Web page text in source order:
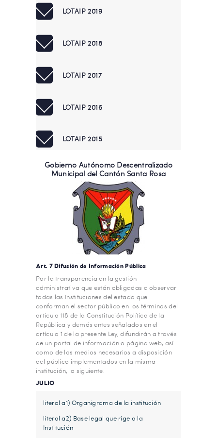
LOTAIP 2019
LOTAIP 2018
LOTAIP 2017
LOTAIP 2016
LOTAIP 2015
Gobierno Autónomo Descentralizado
Municipal del Cantón Santa Rosa
Art. 7 Difusión de Información Pública
Por la transparencia en la gestión
administrativa que están obligadas a observar
todas las Instituciones del estado que
conforman el sector público en los términos del
artículo 118 de la Constitución Política de la
República y demás entes señalados en el
artículo 1 de la presente Ley, difundirán a través
de un portal de información o página web, así
como de los medios necesarios a disposición
del público implementados en la misma
institución, la siguiente.
JULIO
literal a1) Organigrama de la institución
literal a2) Base legal que rige a la
Institución